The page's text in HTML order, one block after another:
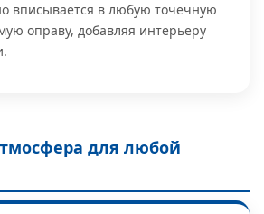
вписывается в любую точечную
оправу, добавляя интерьеру
для любой